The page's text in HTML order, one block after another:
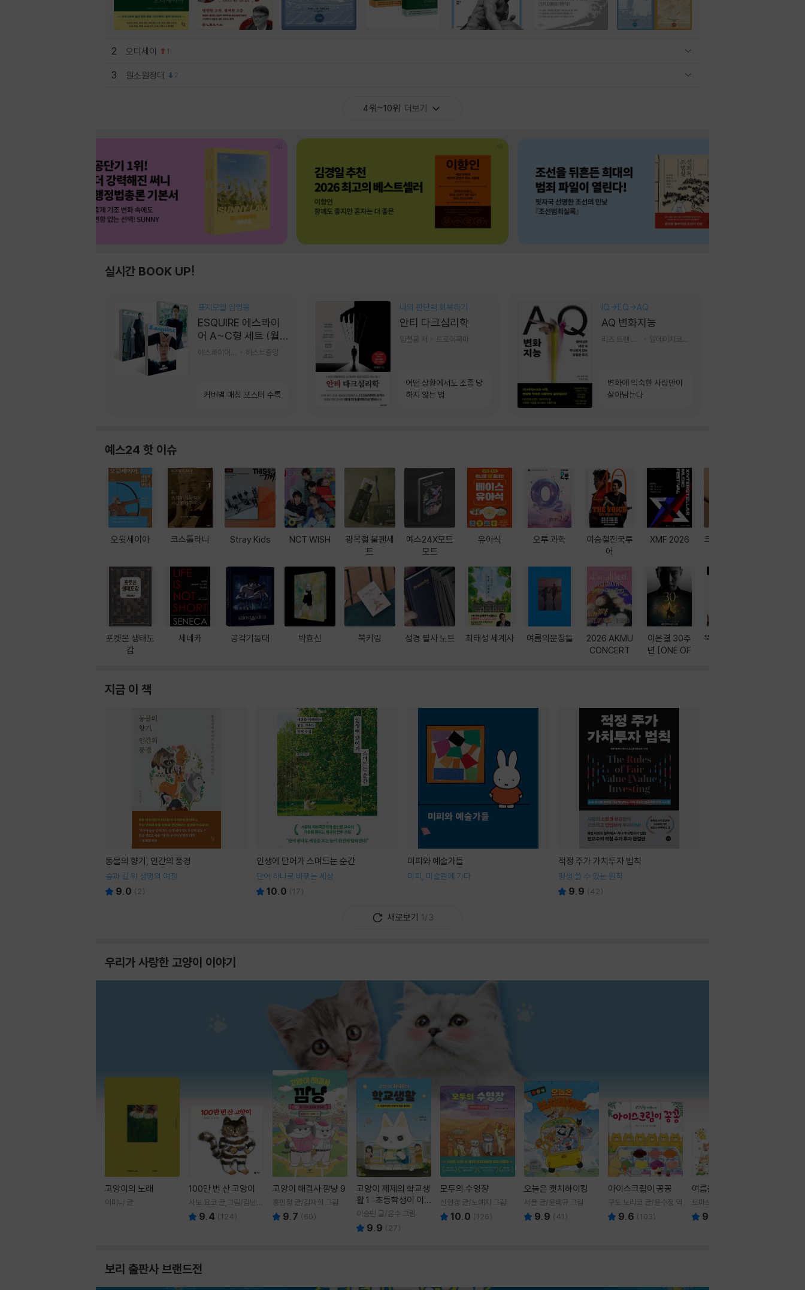
2 오디세이 1
3 원소원정대 2
4위~10위 더보기
실시간 BOOK UP!
표지모델 임영웅
ESQUIRE 에스콰이
어 A~C형 세트 (월
간) : 9월 [2026]
허스트중앙
커버별 매칭 포스터 수록
나의 판단력 회복하기
안티 다크심리학
임철웅 저 트로이목마
어떤 상황에서도 조종 당
하지 않는 법
IQ→EQ→AQ
AQ 변화지능
변화에 익숙한 사람만이
살아남는다
예스24 핫 이슈
오뒷세이아
포켓몬 생태도
감
코스톨라니
세네카
Stray Kids
공각기동대
NCT WISH
박효신
광복절 볼펜세
트
북키링
예스24X모트
모트
성경 필사 노트
유아식
최태성 세계사
오투 과학
여름의문장들
이승철전국투
어
2026 AKMU
CONCERT
XMF 2026
이은결 30주
년 [ONE OF
크레마 이북 리
뚝딱! AI 3대장
지금 이 책
동물의 향기, 인간의 풍경
숲과 길 위 생명의 여정
9.0 ( 2)
인생에 단어가 스며드는 순간
단어 하나로 바뀌는 세상
10.0 (17)
미피와 예술가들
미피, 미술관에 가다
적정 주가 가치투자 법칙
평생 쓸 수 있는 원칙
9.9 (42)
새로보기 1/3
우리가 사랑한 고양이 이야기
고양이의 노래
이미나 글
100만 번 산 고양이
사노 요코 글,그림/김난주
역 9.4 (124)
고양이 해결사 깜냥 9
홍민정 글/김재희 그림
9.7 (60)
고양이 제제의 학교생
활 1 : 초등학생이 이
렇게 힘들 줄이야
이승민 글/온수 그림
9.9 ( 27)
모두의 수영장
신현경 글/노예지 그림
10.0 (126)
오늘은 캣치하이킹
서율 글/윤태규 그림
9.9 (41 )
아이스크림이 꽁꽁
구도 노리코 글/윤수정 역
9.6 (103)
여름을 부탁해
토마쓰리 글그림
9.8
보리 출판사 브랜드전